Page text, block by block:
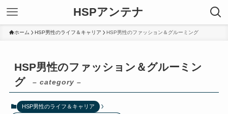
HSPアンテナ
ホーム HSP男性のライフ＆キャリア HSP男性のファッション＆グルーミング
HSP男性のファッション＆グルーミン
グ
– category –
HSP男性のライフ＆キャリア